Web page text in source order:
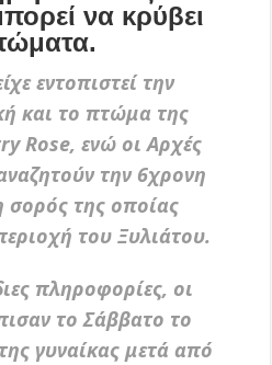
να κρύβει
εντοπιστεί την
και το πτώμα της
Rose, ενώ οι Αρχές
την 6χρονη
σορός της οποίας
του Ξυλιάτου.
πληροφορίες, οι
το Σάββατο το
γυναίκας μετά από